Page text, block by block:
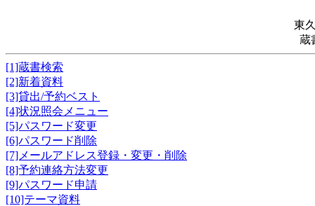
東
蔵
[1]蔵書検索
[2]新着資料
[3]貸出/予約ベスト
[4]状況照会メニュー
[5]パスワード変更
[6]パスワード削除
[7]メールアドレス登録・変更・削除
[8]予約連絡方法変更
[9]パスワード申請
[10]テーマ資料